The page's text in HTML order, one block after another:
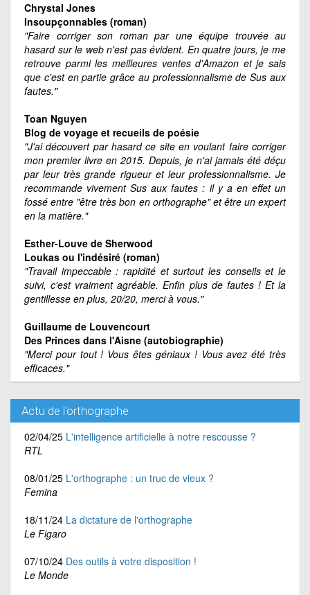
Chrystal Jones
Insoupçonnables (roman)
"Faire corriger son roman par une équipe trouvée au
hasard sur le web n'est pas évident. En quatre jours, je me
retrouve parmi les meilleures ventes d'Amazon et je sais
que c'est en partie grâce au professionnalisme de Sus aux
fautes."
Toan Nguyen
Blog de voyage et recueils de poésie
"J'ai découvert par hasard ce site en voulant faire corriger
mon premier livre en 2015. Depuis, je n'ai jamais été déçu
par leur très grande rigueur et leur professionnalisme. Je
recommande vivement Sus aux fautes : il y a en effet un
fossé entre "être très bon en orthographe" et être un expert
en la matière."
Esther-Louve de Sherwood
Loukas ou l'indésiré (roman)
"Travail impeccable : rapidité et surtout les conseils et le
suivi, c'est vraiment agréable. Enfin plus de fautes ! Et la
gentillesse en plus, 20/20, merci à vous."
Guillaume de Louvencourt
Des Princes dans l'Aisne (autobiographie)
"Merci pour tout ! Vous êtes géniaux ! Vous avez été très
efficaces."
Actu de l'orthographe
02/04/25 L'intelligence artificielle à notre rescousse ?
RTL
08/01/25 L'orthographe : un truc de vieux ?
Femina
18/11/24 La dictature de l'orthographe
Le Figaro
07/10/24 Des outils à votre disposition !
Le Monde